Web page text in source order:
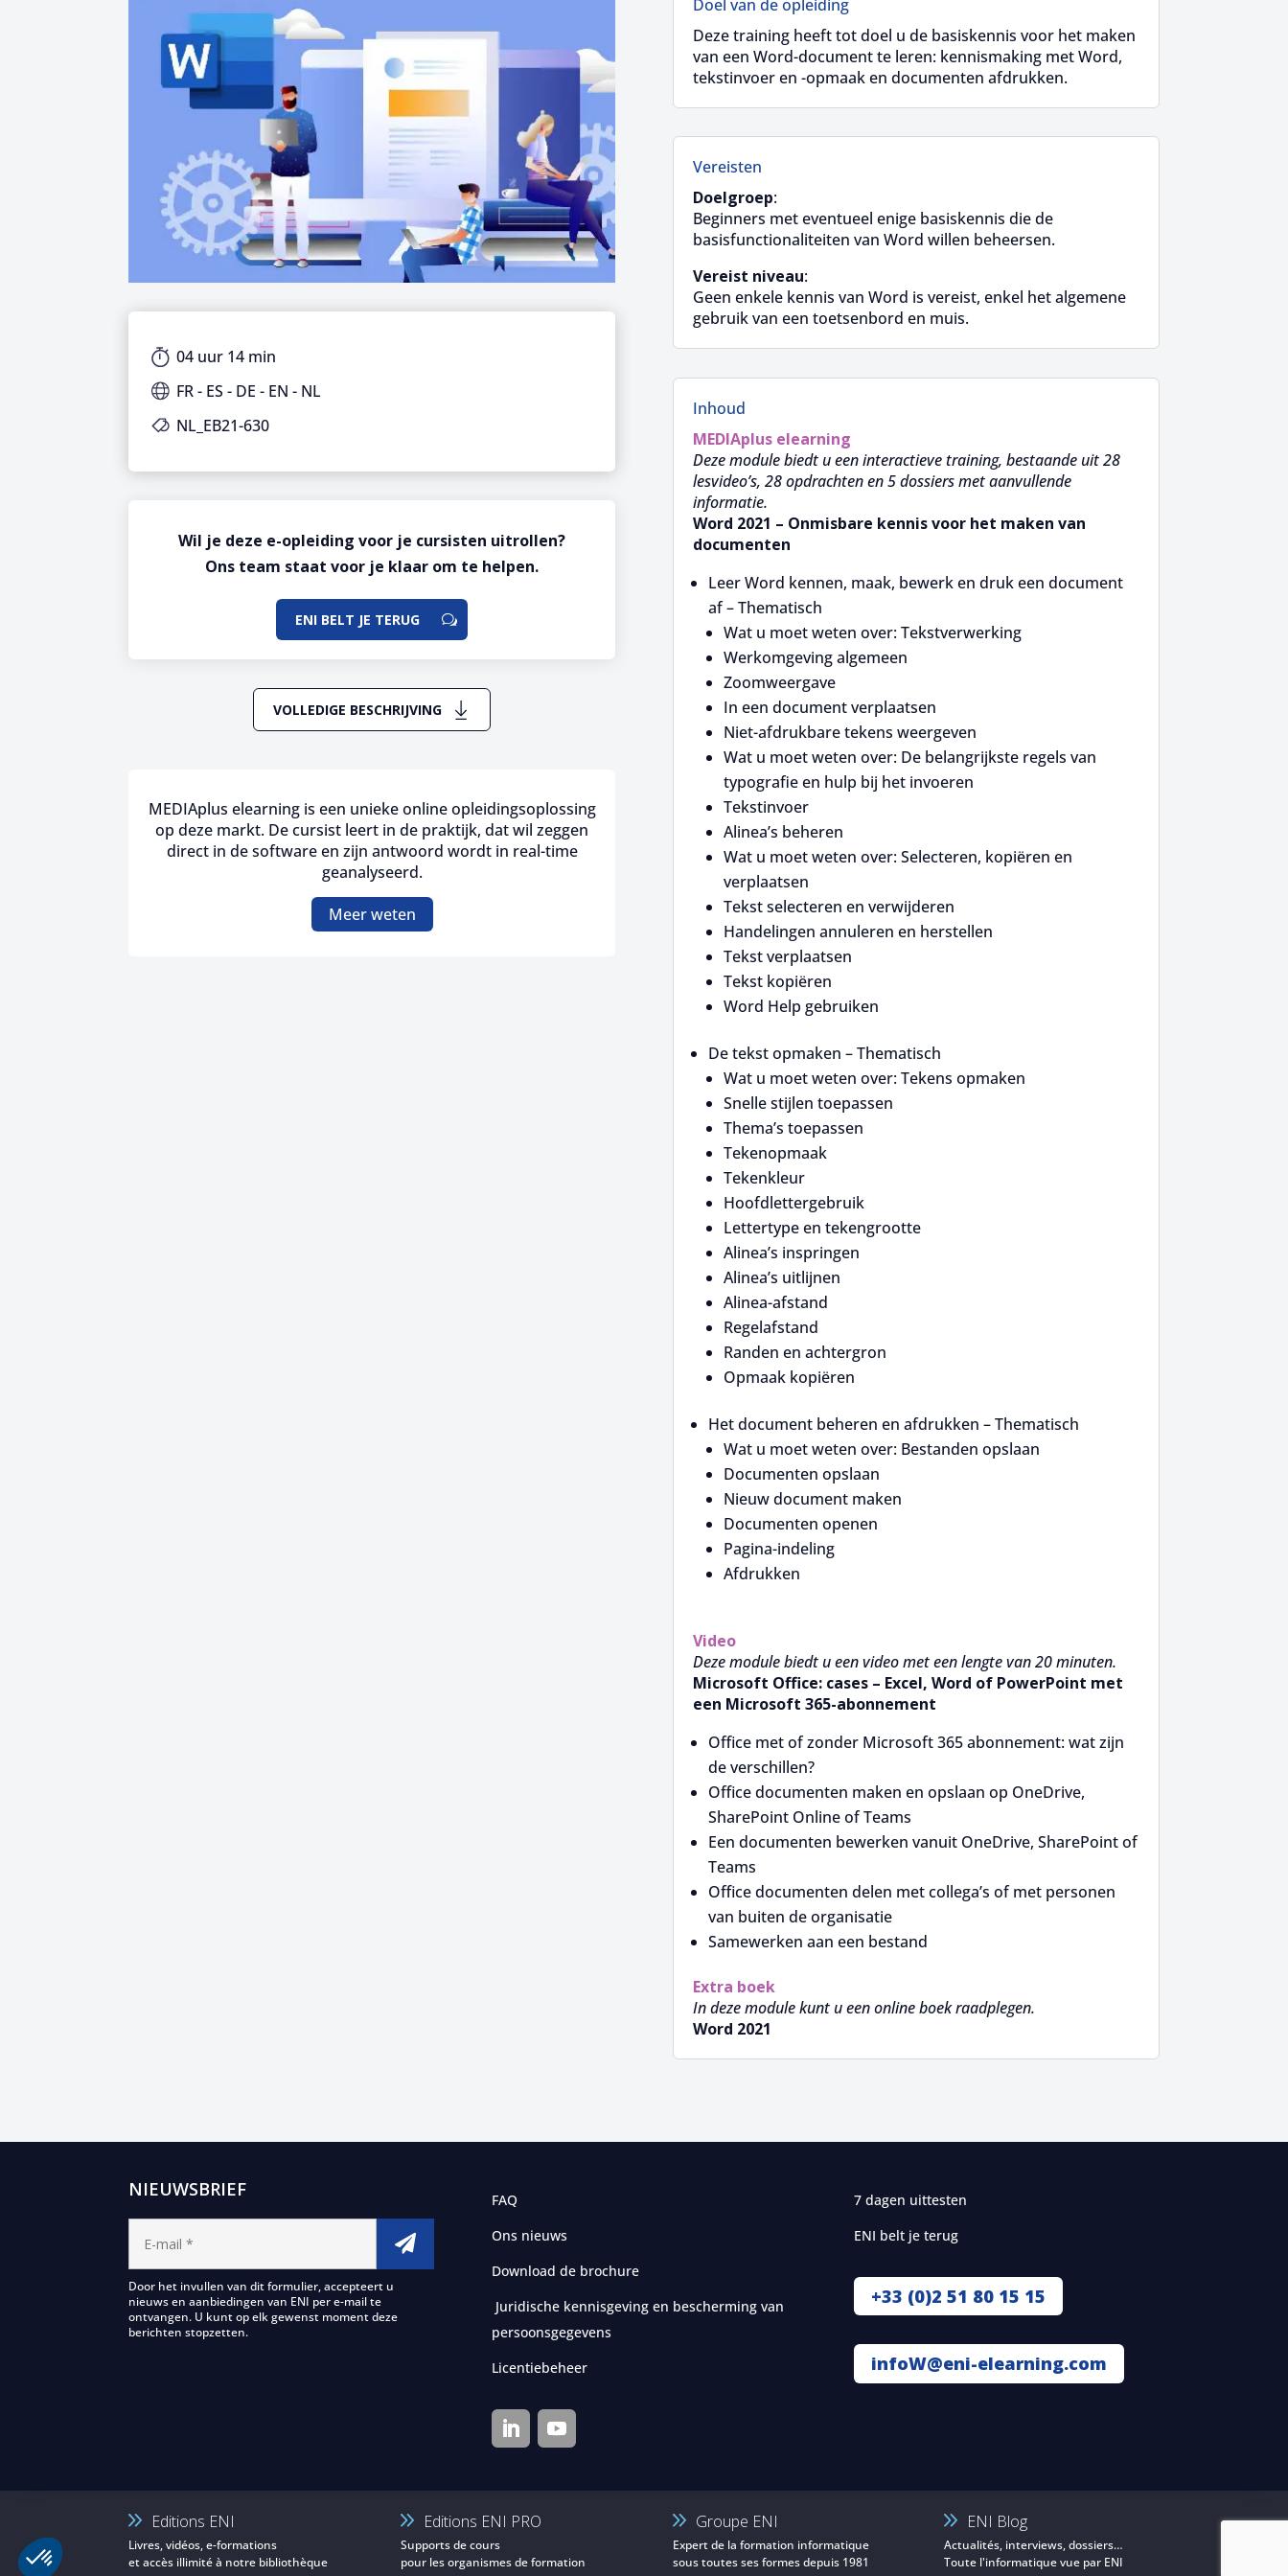
04 uur 14 min
FR - ES - DE - EN - NL
NL_EB21-630
Wil je deze e-opleiding voor je cursisten uitrollen?
Ons team staat voor je klaar om te helpen.
ENI BELT JE TERUG
VOLLEDIGE BESCHRIJVING
MEDIAplus elearning is een unieke online opleidingsoplossing
op deze markt. De cursist leert in de praktijk, dat wil zeggen
direct in de software en zijn antwoord wordt in real-time
geanalyseerd.
Meer weten
Doel van de opleiding
Deze training heeft tot doel u de basiskennis voor het maken
van een Word-document te leren: kennismaking met Word,
tekstinvoer en -opmaak en documenten afdrukken.
Vereisten
Doelgroep:
Beginners met eventueel enige basiskennis die de
basisfunctionaliteiten van Word willen beheersen.
Vereist niveau:
Geen enkele kennis van Word is vereist, enkel het algemene
gebruik van een toetsenbord en muis.
Inhoud
MEDIAplus elearning
Deze module biedt u een interactieve training, bestaande uit 28
lesvideo’s, 28 opdrachten en 5 dossiers met aanvullende
informatie.
Word 2021 – Onmisbare kennis voor het maken van
documenten
Leer Word kennen, maak, bewerk en druk een document
af – Thematisch
Wat u moet weten over: Tekstverwerking
Werkomgeving algemeen
Zoomweergave
In een document verplaatsen
Niet-afdrukbare tekens weergeven
Wat u moet weten over: De belangrijkste regels van
typografie en hulp bij het invoeren
Tekstinvoer
Alinea’s beheren
Wat u moet weten over: Selecteren, kopiëren en
verplaatsen
Tekst selecteren en verwijderen
Handelingen annuleren en herstellen
Tekst verplaatsen
Tekst kopiëren
Word Help gebruiken
De tekst opmaken – Thematisch
Wat u moet weten over: Tekens opmaken
Snelle stijlen toepassen
Thema’s toepassen
Tekenopmaak
Tekenkleur
Hoofdlettergebruik
Lettertype en tekengrootte
Alinea’s inspringen
Alinea’s uitlijnen
Alinea-afstand
Regelafstand
Randen en achtergron
Opmaak kopiëren
Het document beheren en afdrukken – Thematisch
Wat u moet weten over: Bestanden opslaan
Documenten opslaan
Nieuw document maken
Documenten openen
Pagina-indeling
Afdrukken
Video
Deze module biedt u een video met een lengte van 20 minuten.
Microsoft Office: cases – Excel, Word of PowerPoint met
een Microsoft 365-abonnement
Office met of zonder Microsoft 365 abonnement: wat zijn
de verschillen?
Office documenten maken en opslaan op OneDrive,
SharePoint Online of Teams
Een documenten bewerken vanuit OneDrive, SharePoint of
Teams
Office documenten delen met collega’s of met personen
van buiten de organisatie
Samewerken aan een bestand
Extra boek
In deze module kunt u een online boek raadplegen.
Word 2021
NIEUWSBRIEF
Door het invullen van dit formulier, accepteert u
nieuws en aanbiedingen van ENI per e-mail te
ontvangen. U kunt op elk gewenst moment deze
berichten stopzetten.
FAQ
Ons nieuws
Download de brochure
Juridische kennisgeving en bescherming van
persoonsgegevens
Licentiebeheer
7 dagen uittesten
ENI belt je terug
+33 (0)2 51 80 15 15
infoW@eni-elearning.com
Editions ENI
Livres, vidéos, e-formations
et accès illimité à notre bibliothèque
Editions ENI PRO
Supports de cours
pour les organismes de formation
Groupe ENI
Expert de la formation informatique
sous toutes ses formes depuis 1981
ENI Blog
Actualités, interviews, dossiers…
Toute l'informatique vue par ENI